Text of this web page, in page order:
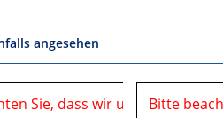
angesehen
06.08.2026 bis 10.08.2026
Sie, dass wir uns in der Zeit
Bitte